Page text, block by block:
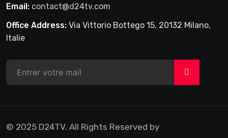
Email: contact@d24tv.com
Office Address: Via Vittorio Bottego 15, 20132 Milano,
Italie
>
© 2025 D24TV. All Rights Reserved by